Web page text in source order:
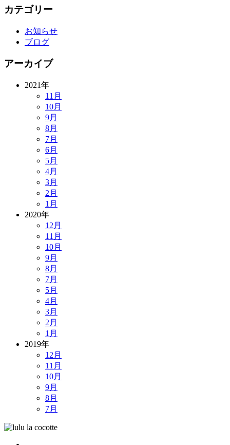
カテゴリー
お知らせ
ブログ
アーカイブ
2021年
11月
10月
9月
8月
7月
6月
5月
4月
3月
2月
1月
2020年
12月
11月
10月
9月
8月
7月
5月
4月
3月
2月
1月
2019年
12月
11月
10月
9月
8月
7月